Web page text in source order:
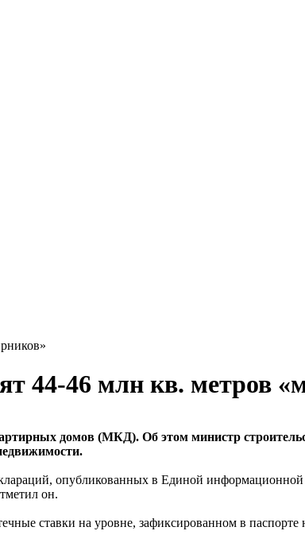
44-46 млн кв. метров
домов (МКД). Об этом министр
опубликованных в Единой
он.
ставки на уровне, зафиксированном в